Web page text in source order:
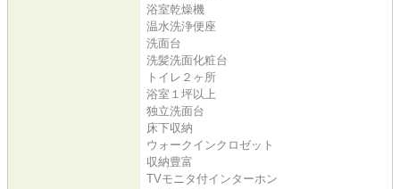
浴室乾燥機
温水洗浄便座
洗面台
洗髪洗面化粧台
トイレ２ヶ所
浴室１坪以上
独立洗面台
床下収納
ウォークインクロゼット
収納豊富
TVモニタ付インターホン